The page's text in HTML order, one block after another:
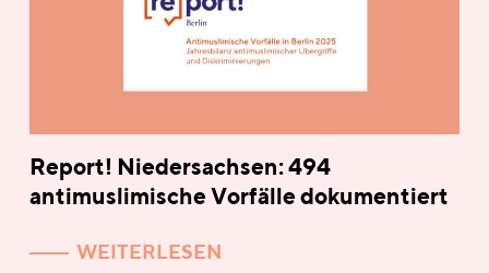
Report! Niedersachsen: 494
antimuslimische Vorfälle dokumentiert
WEITERLESEN